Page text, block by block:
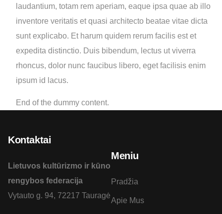
laudantium, totam rem aperiam, eaque ipsa quae ab illo
inventore veritatis et quasi architecto beatae vitae dicta
sunt explicabo. Et harum quidem rerum facilis est et
expedita distinctio. Duis bibendum, lectus ut viverra
rhoncus, dolor nunc faucibus libero, eget facilisis enim
ipsum id lacus.
End of the dummy content.
Kontaktai
Lietuvos kultūrizmo ir kūno
rengybos federacija
Vytauto g. 94, 72217 Tauragė
Meniu
Pradžia
Apie Mus